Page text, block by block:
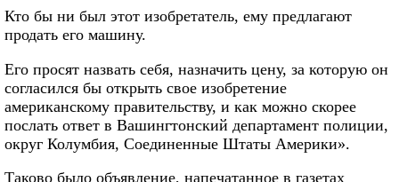
Кто бы ни был этот изобретатель, ему предлагают
продать его машину.
Его просят назвать себя, назначить цену, за которую он
согласился бы открыть свое изобретение
американскому правительству, и как можно скорее
послать ответ в Вашингтонский департамент полиции,
округ Колумбия, Соединенные Штаты Америки».
Таково было объявление, напечатанное в газетах